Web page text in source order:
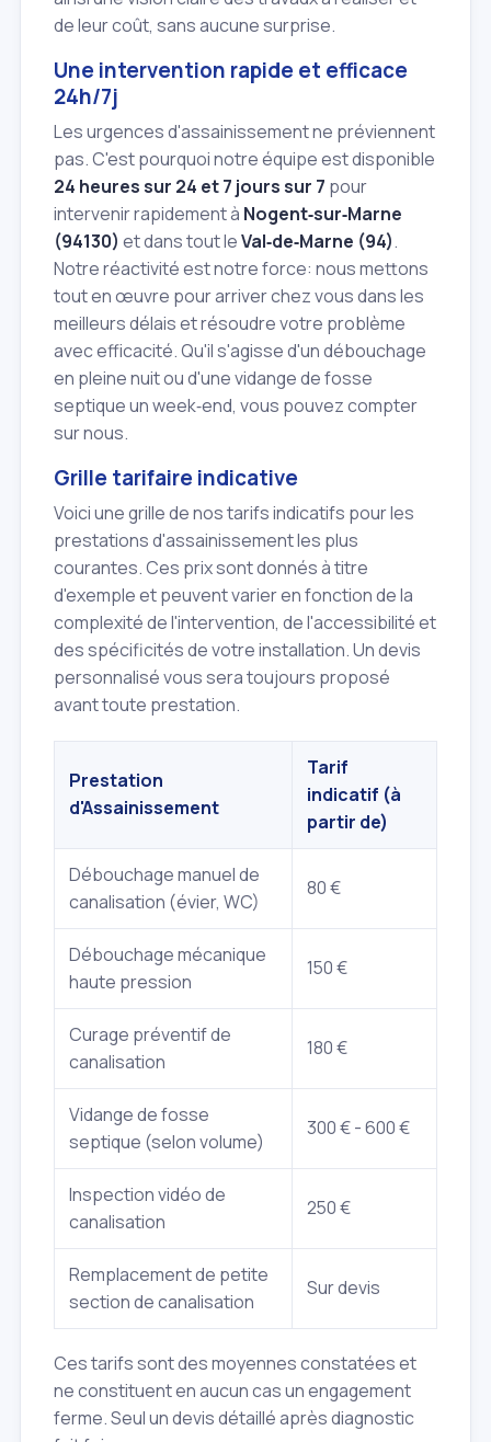
de leur coût, sans aucune surprise.
Une intervention rapide et efficace
24h/7j
Les urgences d'assainissement ne préviennent
pas. C'est pourquoi notre équipe est disponible
24 heures sur 24 et 7 jours sur 7 pour
intervenir rapidement à Nogent‑sur‑Marne
(94130) et dans tout leVal‑de‑Marne (94).
Notre réactivité est notre force: nous mettons
tout en œuvre pour arriver chez vous dans les
meilleurs délais et résoudre votre problème
avec efficacité. Qu'il s'agisse d'un débouchage
en pleine nuit ou d'une vidange de fosse
septique un week‑end, vous pouvez compter
sur nous.
Grille tarifaire indicative
Voici une grille de nos tarifs indicatifs pour les
prestations d'assainissement les plus
courantes. Ces prix sont donnés à titre
d'exemple et peuvent varier en fonction de la
complexité de l'intervention, de l'accessibilité et
des spécificités de votre installation. Un devis
personnalisé vous sera toujours proposé
avant toute prestation.
Prestation
d'Assainissement
Tarif
indicatif (à
partir de)
Débouchage manuel de
canalisation (évier, WC)
80 €
Débouchage mécanique
haute pression
150 €
Curage préventif de
canalisation
180 €
Vidange de fosse
septique (selon volume)
300 € - 600 €
Inspection vidéo de
canalisation
250 €
Remplacement de petite
section de canalisation
Sur devis
Ces tarifs sont des moyennes constatées et
ne constituent en aucun cas un engagement
ferme. Seul un devis détaillé après diagnostic